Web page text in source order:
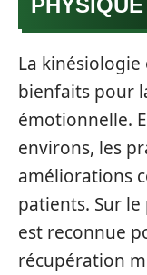
La
bienfaits pour
émotionnelle.
environs, les
améliorations
patients. Sur
est reconnue
récupération